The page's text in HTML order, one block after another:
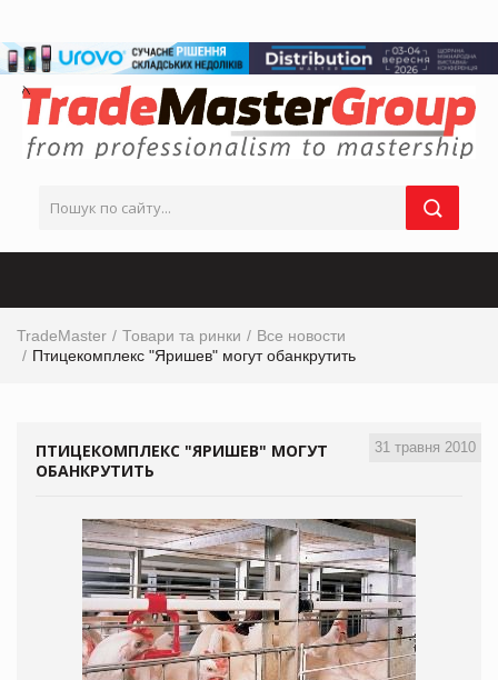
TradeMaster Товари та ринки
Все новости
Птицекомплекс "Яришев" могут обанкрутить
31 травня 2010
ПТИЦЕКОМПЛЕКС "ЯРИШЕВ" МОГУТ
ОБАНКРУТИТЬ